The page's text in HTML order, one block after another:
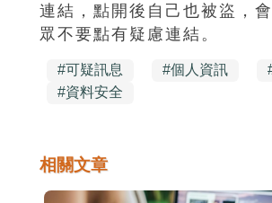
連結，點開後自己也被盜，
眾不要點有疑慮連結。
#可疑訊息 #個人資訊
#資料安全
相關文章